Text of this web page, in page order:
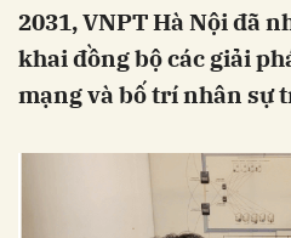
2031, VNPT Hà Nội đã
khai đồng bộ các giải
mạng và bố trí nhân sự